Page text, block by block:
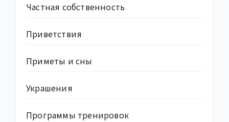
Частная собственность
Приветствия
Приметы и сны
Украшения
Программы тренировок